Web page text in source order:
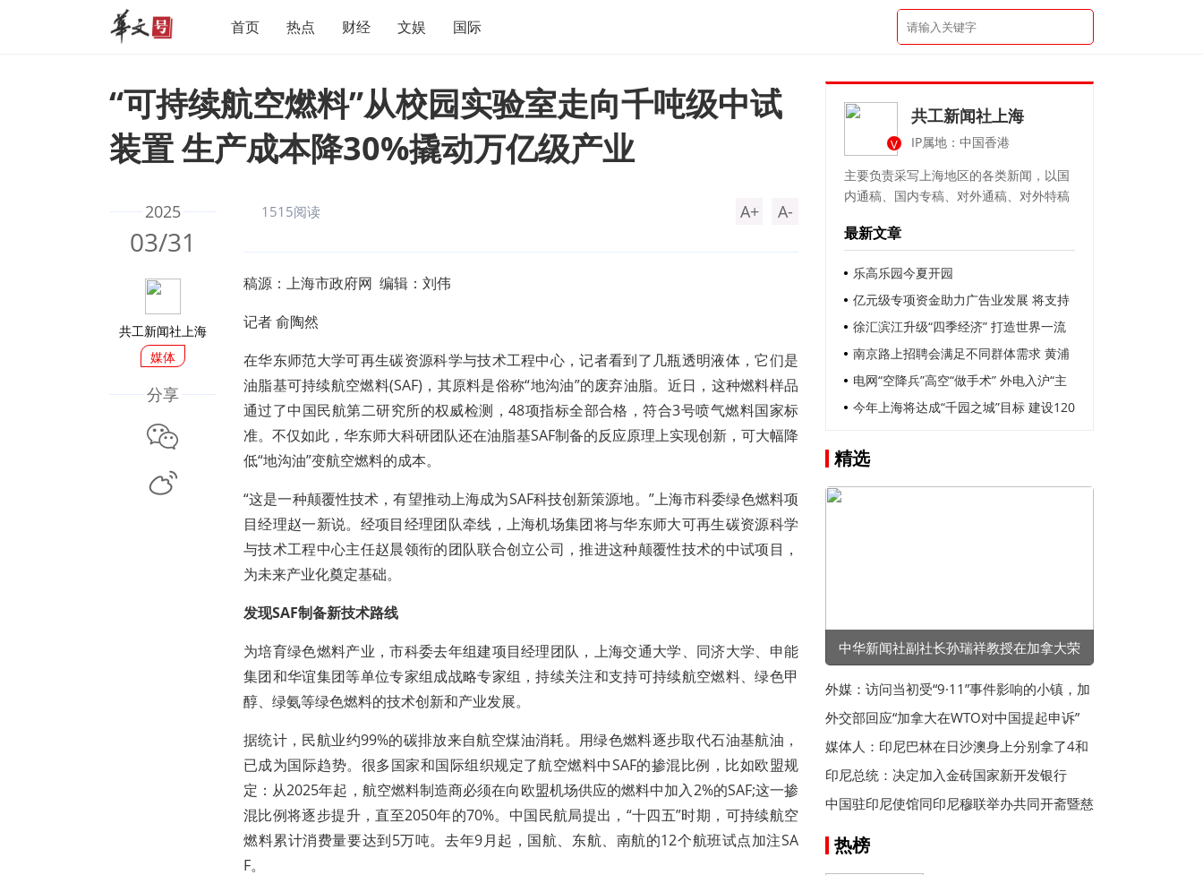
首页 热点 财经 文娱 国际
“可持续航空燃料”从校园实验室走向千吨级中试
装置 生产成本降30%撬动万亿级产业
2025
03/31
共工新闻社上海
媒体
分享
1515阅读 A+ A-
稿源：上海市政府网 编辑：刘伟
记者 俞陶然
在华东师范大学可再生碳资源科学与技术工程中心，记者看到了几瓶透明液体，它们是
油脂基可持续航空燃料(SAF)，其原料是俗称“地沟油”的废弃油脂。近日，这种燃料样品
通过了中国民航第二研究所的权威检测，48项指标全部合格，符合3号喷气燃料国家标
准。不仅如此，华东师大科研团队还在油脂基SAF制备的反应原理上实现创新，可大幅降
低“地沟油”变航空燃料的成本。
“这是一种颠覆性技术，有望推动上海成为SAF科技创新策源地。”上海市科委绿色燃料项
目经理赵一新说。经项目经理团队牵线，上海机场集团将与华东师大可再生碳资源科学
与技术工程中心主任赵晨领衔的团队联合创立公司，推进这种颠覆性技术的中试项目，
为未来产业化奠定基础。
发现SAF制备新技术路线
为培育绿色燃料产业，市科委去年组建项目经理团队，上海交通大学、同济大学、申能
集团和华谊集团等单位专家组成战略专家组，持续关注和支持可持续航空燃料、绿色甲
醇、绿氨等绿色燃料的技术创新和产业发展。
据统计，民航业约99%的碳排放来自航空煤油消耗。用绿色燃料逐步取代石油基航油，
已成为国际趋势。很多国家和国际组织规定了航空燃料中SAF的掺混比例，比如欧盟规
定：从2025年起，航空燃料制造商必须在向欧盟机场供应的燃料中加入2%的SAF;这一掺
混比例将逐步提升，直至2050年的70%。中国民航局提出，“十四五”时期，可持续航空
燃料累计消费量要达到5万吨。去年9月起，国航、东航、南航的12个航班试点加注SA
F。
V
共工新闻社上海
IP属地：中国香港
主要负责采写上海地区的各类新闻，以国
内通稿、国内专稿、对外通稿、对外特稿
最新文章
乐高乐园今夏开园
亿元级专项资金助力广告业发展 将支持
企业以更低成本使用智能算力、语料库等
资源 补贴企业开展职工内训等
徐汇滨江升级“四季经济” 打造世界一流
中央活动区
南京路上招聘会满足不同群体需求 黄浦
区发布一系列举措 让促就业政策精准触达
目标人群
电网“空降兵”高空“做手术” 外电入沪“主
动脉”检修消缺
今年上海将达成“千园之城”目标 建设120
进一步推广
精选
中华新闻社副社长孙瑞祥教授在加拿大荣
获“卓越成就奖”
外媒：访问当初受“9·11”事件影响的小镇，加
拿大总理感叹加美失去友谊
外交部回应“加拿大在WTO对中国提起申诉”
媒体人：印尼巴林在日沙澳身上分别拿了4和
5分，后两场全赢怕不够
印尼总统：决定加入金砖国家新开发银行
中国驻印尼使馆同印尼穆联举办共同开斋暨慈
善捐助活动
热榜